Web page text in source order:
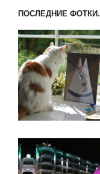
ПОСЛЕДНИЕ ФОТКИ.